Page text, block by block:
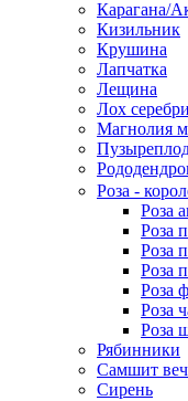
Карагана/
Кизильник
Крушина
Лапчатка
Лещина
Лох
Магнолия
Роза -
Роза
Роза
Роза
Роза
Роза
Роза
Роза
Рябинники
Самшит
Сирень